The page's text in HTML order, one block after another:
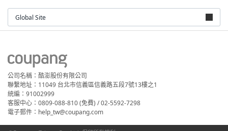
Global Site
公司名稱：酷澎股份有限公司
聯繫地址：11049 台北市信義區信義路五段7號13樓之1
統編：91002999
客服中心：0809-088-810 (免費) / 02-5592-7298
電子郵件：help_tw@coupang.com